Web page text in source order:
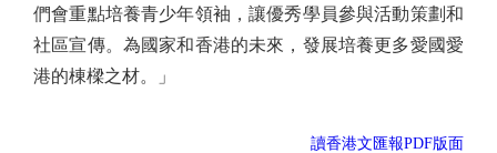
們會重點培養青少年領袖，讓優秀學員參與活動策劃和
社區宣傳。為國家和香港的未來，發展培養更多愛國愛
港的棟樑之材。」
讀香港文匯報PDF版面